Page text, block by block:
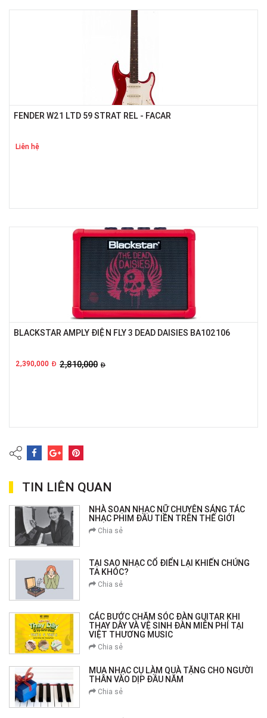
FENDER W21 LTD 59 STRAT REL - FACAR
Liên hệ
BLACKSTAR AMPLY ĐIỆN FLY 3 DEAD DAISIES BA102106
2,390,000 Đ 2,810,000 Đ
TIN LIÊN QUAN
NHÀ SOẠN NHẠC NỮ CHUYÊN SÁNG TÁC
NHẠC PHIM ĐẦU TIỀN TRÊN THẾ GIỚI
Chia sẻ
TẠI SAO NHẠC CỔ ĐIỂN LẠI KHIẾN CHÚNG
TA KHÓC?
Chia sẻ
CÁC BƯỚC CHĂM SÓC ĐÀN GUITAR KHI
THAY DÂY VÀ VỆ SINH ĐÀN MIỄN PHÍ TẠI
VIỆT THƯƠNG MUSIC
Chia sẻ
MUA NHẠC CỤ LÀM QUÀ TẶNG CHO NGƯỜI
THÂN VÀO DỊP ĐẦU NĂM
Chia sẻ